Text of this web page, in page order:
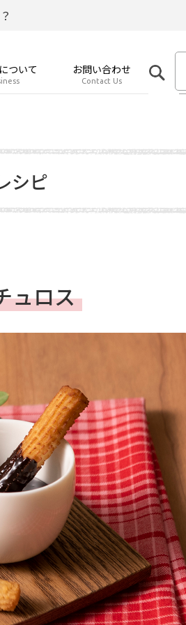
ついて お問い合わせ
Contact Us
シピ
ュロス